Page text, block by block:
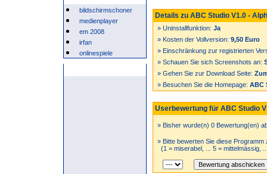
bildschirmschoner
medienplayer
em 2008
irfan
onlinespiele
Details zu ABC Studio V1.0 -
» Uninstallfunktion: Ja
» Kosten der Vollversion: 9,50 Euro
» Einschränkung zur registrierten
» Schauen Sie sich Screenshots an:
» Gehen Sie zur Download Seite:
» Besuchen Sie die Homepage: ABC
Userbewertung für ABC Studio
» Bisher wurde(n) 0 Bewertung(en)
» Bitte bewerten Sie diese Programm
(1 = miserabel, ... 5 = mittelmässig,